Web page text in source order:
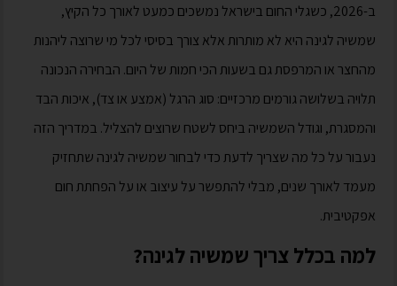
ב-2026, כשגלי החום בישראל נמשכים כמעט לאורך כל הקיץ,
שמשיה לגינה היא לא מותרות אלא צורך בסיסי לכל מי שרוצה ליהנות
מהחצר או המרפסת גם בשעות הכי חמות של היום. הבחירה הנכונה
תלויה בשלושה גורמים מרכזיים: סוג הרגל (אמצע או צד), איכות הבד
והמסגרת, וגודל השמשיה ביחס לשטח שרוצים להצליל. במדריך הזה
נעבור על כל מה שצריך לדעת כדי לבחור שמשיה לגינה שתחזיק
מעמד לאורך שנים, מבלי להתפשר על עיצוב או על הפחתת חום
אפקטיבית.
למה בכלל צריך שמשיה לגינה?